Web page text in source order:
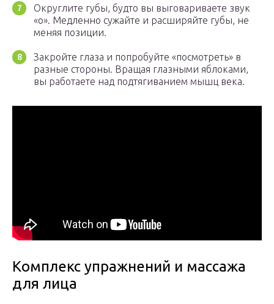
Округлите губы, будто вы выговариваете звук
«о». Медленно сужайте и расширяйте губы, не
меняя позиции.
Закройте глаза и попробуйте «посмотреть» в
разные стороны. Вращая глазными яблоками,
вы работаете над подтягиванием мышц века.
Комплекс упражнений и массажа
для лица